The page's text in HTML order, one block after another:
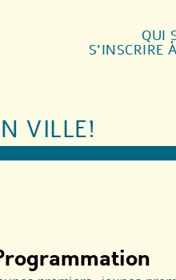
VILLE!
QUI
S'INSCRIRE